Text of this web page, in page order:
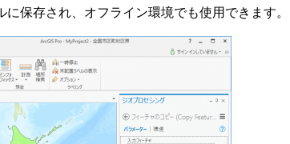
保存され、オフライン環境でも使用できます。